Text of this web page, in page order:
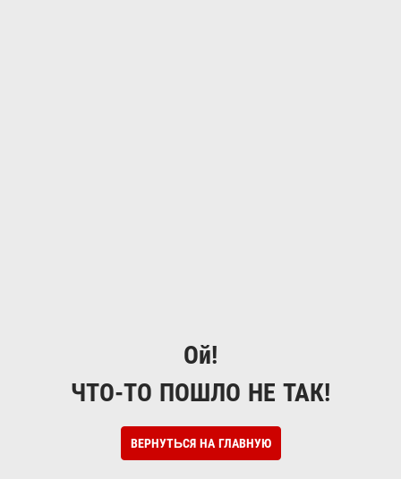
Ой!
ЧТО-ТО ПОШЛО НЕ ТАК!
ВЕРНУТЬСЯ НА ГЛАВНУЮ